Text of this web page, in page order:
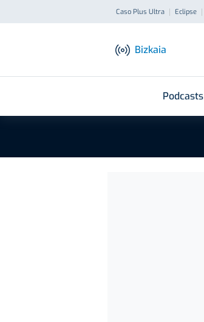
Caso Plus Ultra Eclipse
Bizkaia
Podcasts